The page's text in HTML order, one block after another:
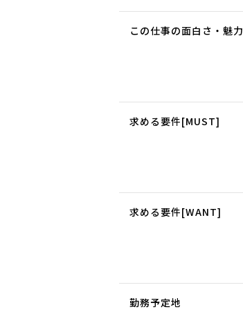
この仕事の面白さ・魅力
求める要件[MUST]
求める要件[WANT]
勤務予定地